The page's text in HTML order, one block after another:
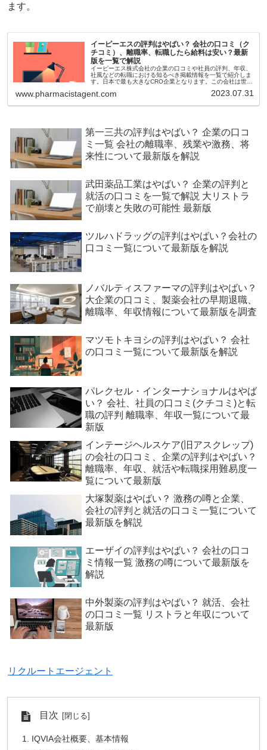
ます。
イーピーエスの評判はやばい？ 会社の口コミ（ク
チコミ）、離職率、転職したら給料は安い？最新
版を一覧で解説
イーピーエス株式会社の企業の口コミや社員の評判、年収、
社風などの転職における知るべき掲載情報を一覧で紹介しま
す。日本で最も大きなCRO企業となります。この会社は世界
す。そのためこの会社でキャリアを積んでいく方も多くいま
www.pharmacistagent.com 2023.07.31
第一三共の評判はやばい？ 企業の口コ
ミ一覧 会社の離職率、残業や激務、将
来性について最新版を解説
武田薬品工業はやばい？ 企業の評判と
就活の口コミを一覧で解説 大リストラ
で崩壊と失敗の可能性 最新版
ツルハドラッグの評判はやばい？会社の
口コミ一覧について最新版を解説
ノバルティスファーマの評判はやばい？
大企業の口コミ、製薬会社の早期退職、
離職率、年収情報について最新版を調査
マツモトキヨシの評判はやばい？ 会社
の口コミ一覧について最新版を解説
パレクセル・インターナショナルはやば
い？ 会社、社員の口コミ(クチコミ)と転
職の評判 離職率、年収一覧について最
新版
インテージヘルスケア(旧アスクレップ)
の会社の口コミ、企業の評判はやばい？
離職率、年収、就活や転職採用難易度一
覧について最新版
大塚製薬はやばい？ 激務の噂と企業、
会社の評判と就活の口コミ一覧について
最新版を解説
エーザイの評判はやばい？ 会社の口コ
ミ情報一覧 激務の噂について最新版を
解説
中外製薬の評判はやばい？ 就活、会社
の口コミ一覧 リストラと年収について
最新版
リクルートエージェント
目次
IQVIA会社概要、基本情報